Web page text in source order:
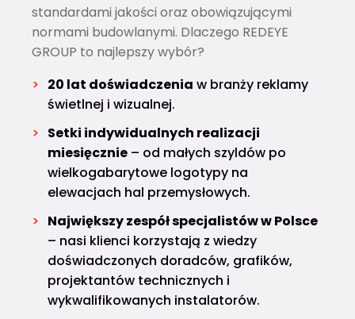
standardami jakości oraz obowiązującymi
normami budowlanymi. Dlaczego REDEYE
GROUP to najlepszy wybór?
20 lat doświadczenia w branży reklamy
świetlnej i wizualnej.
Setki indywidualnych realizacji
miesięcznie – od małych szyldów po
wielkogabarytowe logotypy na
elewacjach hal przemysłowych.
Największy zespół specjalistów w Polsce
– nasi klienci korzystają z wiedzy
doświadczonych doradców, grafików,
projektantów technicznych i
wykwalifikowanych instalatorów.